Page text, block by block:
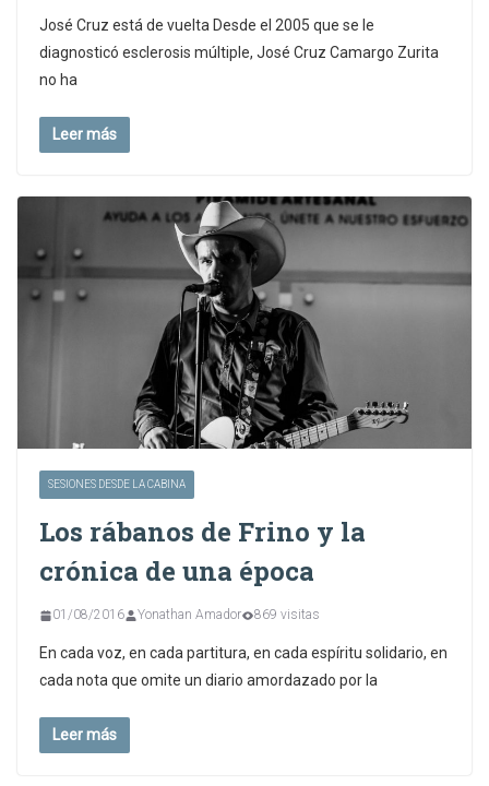
José Cruz está de vuelta Desde el 2005 que se le
diagnosticó esclerosis múltiple, José Cruz Camargo Zurita
no ha
Leer más
SESIONES DESDE LA CABINA
Los rábanos de Frino y la
crónica de una época
01/08/2016 Yonathan Amador 869 visitas
En cada voz, en cada partitura, en cada espíritu solidario, en
cada nota que omite un diario amordazado por la
Leer más